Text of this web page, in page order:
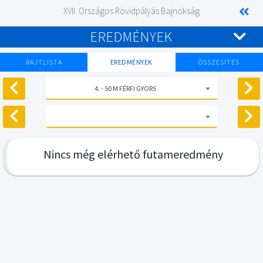
XVII. Országos Rövidpályás Bajnokság
EREDMÉNYEK
RAJTLISTA EREDMÉNYEK ÖSSZESÍTÉS
4. - 50 M FÉRFI GYORS
Nincs még elérhető futameredmény